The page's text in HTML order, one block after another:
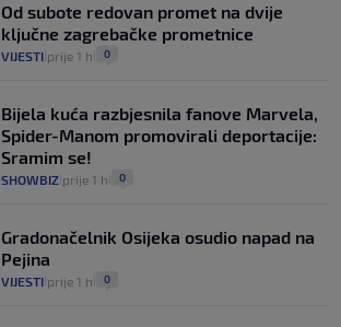
Od subote redovan promet na dvije
ključne zagrebačke prometnice
VIJESTI prije 1 h 0
Bijela kuća razbjesnila fanove Marvela,
Spider-Manom promovirali deportacije:
Sramim se!
SHOWBIZ prije 1 h 0
Gradonačelnik Osijeka osudio napad na
Pejina
VIJESTI prije 1 h 0